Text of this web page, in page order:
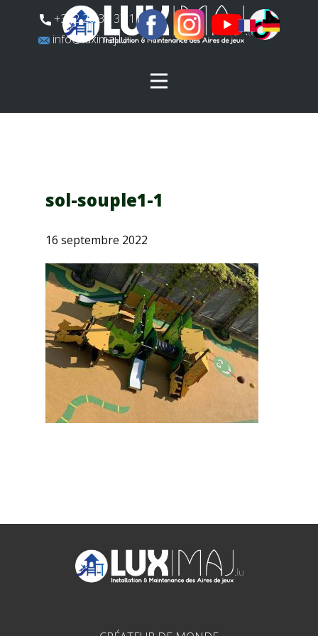
​+352 26 31 37 11
​info@luximaj.lu
sol-souple1-1
16 septembre 2022